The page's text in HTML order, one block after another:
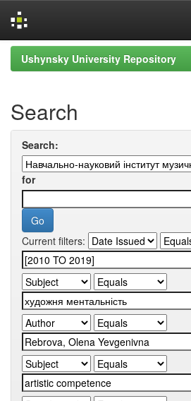
Skip
navigation
Ushynsky University Repository
Search
Search:
for
Current filters: